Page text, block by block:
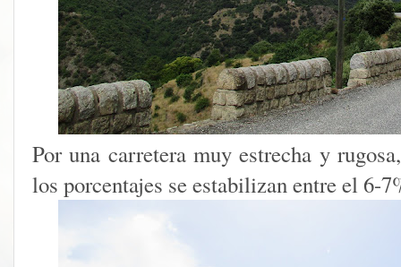
Por una carretera muy estrecha y
los porcentajes se estabilizan entre el 6-